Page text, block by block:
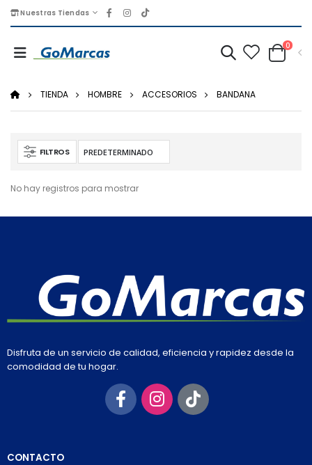
Nuestras Tiendas
0
TIENDA HOMBRE ACCESORIOS BANDANA
FILTROS
No hay registros para mostrar
Disfruta de un servicio de calidad, eficiencia y rapidez desde la
comodidad de tu hogar.
CONTACTO